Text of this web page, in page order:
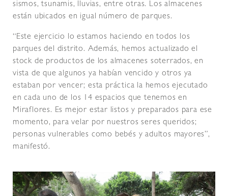
sismos, tsunamis, lluvias, entre otras. Los almacenes
están ubicados en igual número de parques.
“Este ejercicio lo estamos haciendo en todos los
parques del distrito. Además, hemos actualizado el
stock de productos de los almacenes soterrados, en
vista de que algunos ya habían vencido y otros ya
estaban por vencer; esta práctica la hemos ejecutado
en cada uno de los 14 espacios que tenemos en
Miraflores. Es mejor estar listos y preparados para ese
momento, para velar por nuestros seres queridos;
personas vulnerables como bebés y adultos mayores”,
manifestó.